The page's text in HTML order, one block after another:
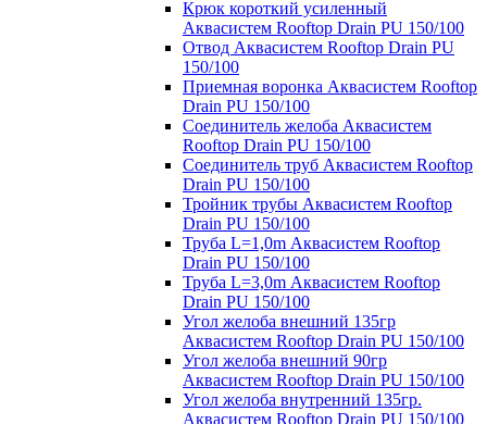
Крюк короткий усиленный
Аквасистем Rooftop Drain PU 150/100
Отвод Аквасистем Rooftop Drain PU
150/100
Приемная воронка Аквасистем Rooftop
Drain PU 150/100
Соединитель желоба Аквасистем
Rooftop Drain PU 150/100
Соединитель труб Аквасистем Rooftop
Drain PU 150/100
Тройник трубы Аквасистем Rooftop
Drain PU 150/100
Труба L=1,0m Аквасистем Rooftop
Drain PU 150/100
Труба L=3,0m Аквасистем Rooftop
Drain PU 150/100
Угол желоба внешний 135гр
Аквасистем Rooftop Drain PU 150/100
Угол желоба внешний 90гр
Аквасистем Rooftop Drain PU 150/100
Угол желоба внутренний 135гр.
Аквасистем Rooftop Drain PU 150/100